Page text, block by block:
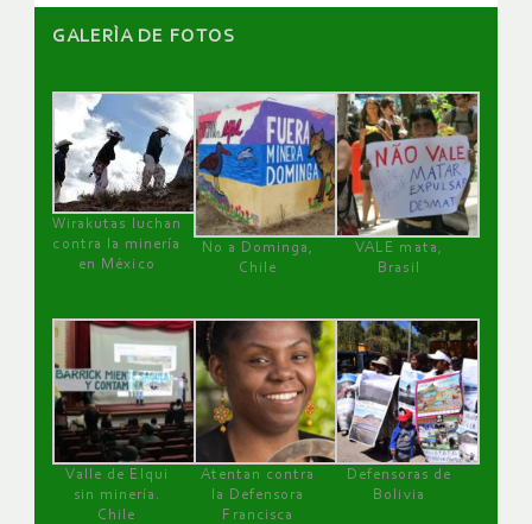
GALERÌA DE FOTOS
Wirakutas luchan
contra la minería
en México
No a Dominga,
Chile
VALE mata,
Brasil
Valle de Elqui
sin minería.
Chile
Atentan contra
la Defensora
Francisca
Defensoras de
Bolivia